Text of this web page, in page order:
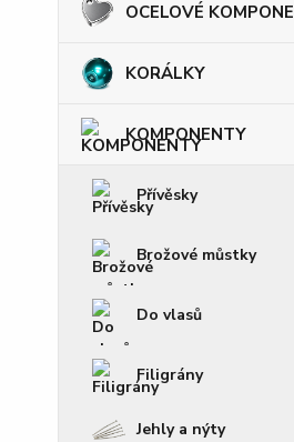
OCELOVÉ
KORÁLKY
KOMPONENTY
Přívěsky
Brožové můstky
Do vlasů
Filigrány
Jehly a nýty